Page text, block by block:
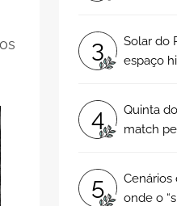
3
Solar do
espaço
4
Quinta
match
5
Cenários
onde o